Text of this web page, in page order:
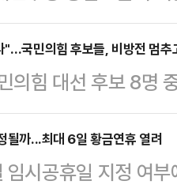
"국회의 방탄복도
고 개탄했다.이낙
권을 장악한 세력이
보고 있는 것 같다"
인가 걱정된다"고
후보는 현재) 8개 사
"…국민의힘 후보들, 비방전 멈
의힘 대선 후보 8명
B조로 나뉜 토론회
를 모았다. 결과는
런스 게임 등 경선
될까...최대 6일 황금연휴 열려
시공휴일 지정 여